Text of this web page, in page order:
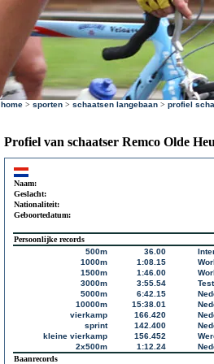
home > sporten > schaatsen langebaan > profiel
Profiel van schaatser Remco Olde
Naam:
Geslacht:
Nationaliteit:
Geboortedatum:
Persoonlijke records
500m
36.00
1000m
1:08.15
1500m
1:46.00
3000m
3:55.54
5000m
6:42.15
10000m
15:38.01
vierkamp
166.420
sprint
142.400
kleine vierkamp
156.452
2x500m
1:12.24
Baanrecords